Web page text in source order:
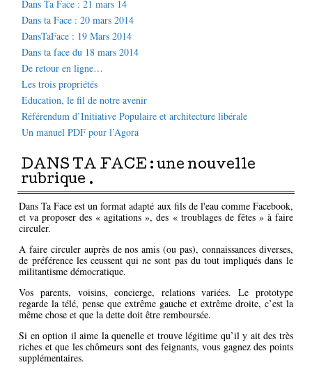
Dans Ta Face : 21 mars 14
Dans ta Face : 20 mars 2014
DansTaFace : 19 Mars 2014
Dans ta face du 18 mars 2014
De retour en ligne…
Les trois propriétés
Education, le fil de notre avenir
Référendum d’Initiative Populaire et architecture libérale
Un manuel PDF pour l’Agora
DANS TA FACE : une nouvelle
rubrique .
Dans Ta Face est un format adapté aux fils de l'eau comme Facebook,
et va proposer des « agitations », des « troublages de fêtes » à faire
circuler.
A faire circuler auprès de nos amis (ou pas), connaissances diverses,
de préférence les ceussent qui ne sont pas du tout impliqués dans le
militantisme démocratique.
Vos parents, voisins, concierge, relations variées. Le prototype
regarde la télé, pense que extrême gauche et extrême droite, c’est la
même chose et que la dette doit être remboursée.
Si en option il aime la quenelle et trouve légitime qu’il y ait des très
riches et que les chômeurs sont des feignants, vous gagnez des points
supplémentaires.